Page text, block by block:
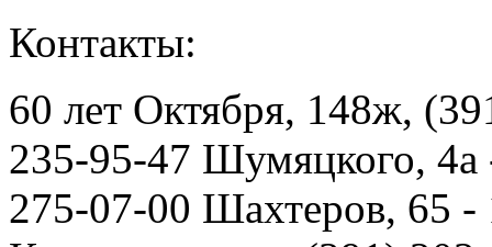
Контакты:
60 лет Октября, 148ж,
235-95-47 Шумяцкого, 4а
275-07-00 Шахтеров, 65